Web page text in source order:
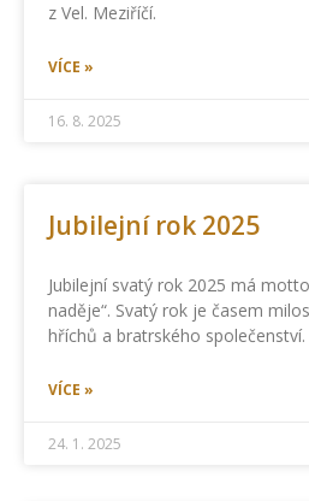
z Vel. Meziříčí.
VÍCE »
16. 8. 2025
Jubilejní rok 2025
Jubilejní svatý rok 2025 má
naděje“. Svatý rok je časem
hříchů a bratrského společenství.
VÍCE »
24. 1. 2025